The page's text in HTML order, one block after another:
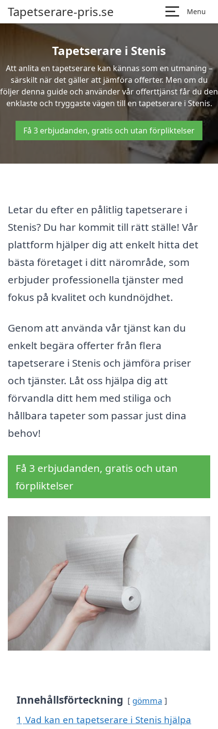
Tapetserare-pris.se Menu
Tapetserare i Stenis
Att anlita en tapetserare kan kännas som en utmaning –
särskilt när det gäller att jämföra offerter. Men om du
följer denna guide och använder vår offerttjänst får du den
enklaste och tryggaste vägen till en tapetserare i Stenis.
Få 3 erbjudanden, gratis och utan förpliktelser
Letar du efter en pålitlig tapetserare i
Stenis? Du har kommit till rätt ställe! Vår
plattform hjälper dig att enkelt hitta det
bästa företaget i ditt närområde, som
erbjuder professionella tjänster med
fokus på kvalitet och kundnöjdhet.
Genom att använda vår tjänst kan du
enkelt begära offerter från flera
tapetserare i Stenis och jämföra priser
och tjänster. Låt oss hjälpa dig att
förvandla ditt hem med stiliga och
hållbara tapeter som passar just dina
behov!
Få 3 erbjudanden, gratis och utan
förpliktelser
Innehållsförteckning gömma
1 Vad kan en tapetserare i Stenis hjälpa